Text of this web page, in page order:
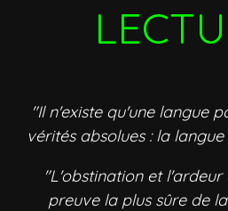
"Il n'existe qu'une langue
vérités absolues : la
"L'obstination et l'ardeur
preuve la plus sûre de